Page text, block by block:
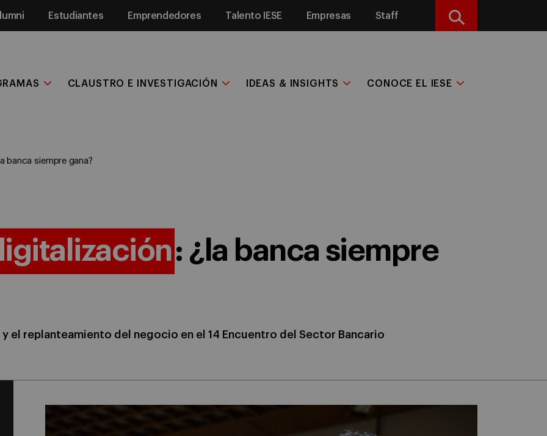
Estudiantes Emprendedores Talento IESE Empresas Staff Buscar
CLAUSTRO E INVESTIGACIÓN IDEAS & INSIGHTS CONOCE EL IESE
banca siempre gana?
: ¿la banca siempre
el replanteamiento del negocio en el 14 Encuentro del Sector Bancario